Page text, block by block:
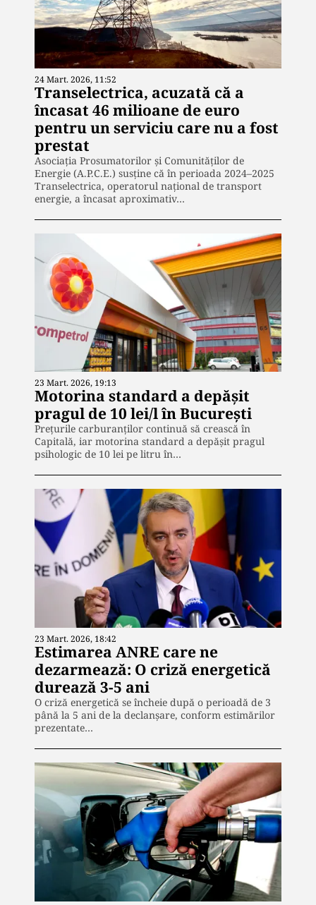
24 Mart. 2026, 11:52
Transelectrica, acuzată că a
încasat 46 milioane de euro
pentru un serviciu care nu a fost
prestat
Asociația Prosumatorilor și Comunităților de
Energie (A.P.C.E.) susține că în perioada 2024–2025
Transelectrica, operatorul național de transport
energie, a încasat aproximativ…
23 Mart. 2026, 19:13
Motorina standard a depășit
pragul de 10 lei/l în București
Prețurile carburanților continuă să crească în
Capitală, iar motorina standard a depășit pragul
psihologic de 10 lei pe litru în…
23 Mart. 2026, 18:42
Estimarea ANRE care ne
dezarmează: O criză energetică
durează 3-5 ani
O criză energetică se încheie după o perioadă de 3
până la 5 ani de la declanșare, conform estimărilor
prezentate…